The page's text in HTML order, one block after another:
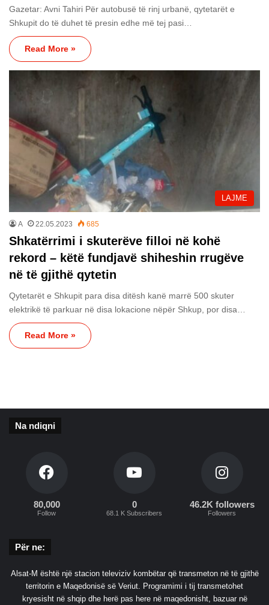
Gazetar: Avni Tahiri Për autobusë të rinj urbanë, qytetarët e
Shkupit do të duhet të presin edhe më tej pasi…
Read More »
LAJME
A 22.05.2023 685
Shkatërrimi i skuterëve filloi në kohë
rekord – këtë fundjavë shiheshin rrugëve
në të gjithë qytetin
Qytetarët e Shkupit para disa ditësh kanë marrë 500 skuter
elektrikë të parkuar në disa lokacione nëpër Shkup, por disa…
Read More »
Na ndiqni
80,000
Follow
0
68.1 K Subscribers
46.2K followers
Followers
Për ne:
Alsat-M është një stacion televiziv kombëtar që transmeton në të gjithë
territorin e Maqedonisë së Veriut. Programimi i tij transmetohet
kryesisht në shqip dhe herë pas here në maqedonisht, bazuar në